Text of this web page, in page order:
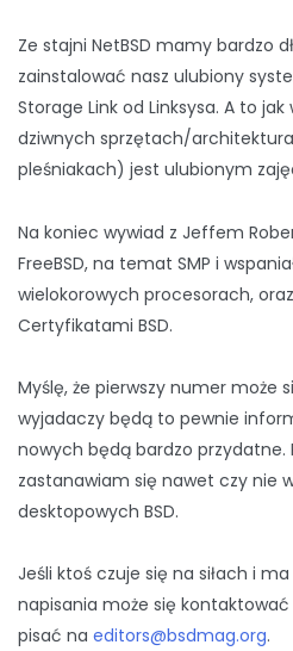
Ze stajni NetBSD mamy bardzo
zainstalować nasz ulubiony
Storage Link od Linksysa. A to
dziwnych sprzętach/
pleśniakach) jest ulubionym
Na koniec wywiad z Jeffem
FreeBSD, na temat SMP i
wielokorowych procesorach,
Certyfikatami BSD.
Myślę, że pierwszy numer może
wyjadaczy będą to pewnie
nowych będą bardzo przydatne.
zastanawiam się nawet czy nie
desktopowych BSD.
Jeśli ktoś czuje się na siłach i
napisania może się kontaktować
pisać na editors@bsdmag.org.